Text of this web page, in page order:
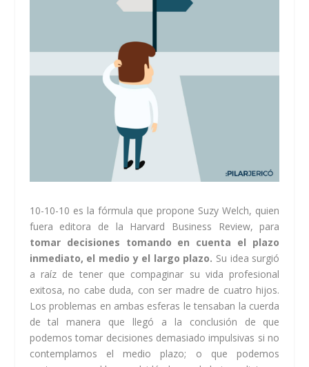
10-10-10 es la fórmula que propone Suzy Welch, quien
fuera editora de la Harvard Business Review, para
tomar decisiones tomando en cuenta el plazo
inmediato, el medio y el largo plazo. Su idea surgió
a raíz de tener que compaginar su vida profesional
exitosa, no cabe duda, con ser madre de cuatro hijos.
Los problemas en ambas esferas le tensaban la cuerda
de tal manera que llegó a la conclusión de que
podemos tomar decisiones demasiado impulsivas si no
contemplamos el medio plazo; o que podemos